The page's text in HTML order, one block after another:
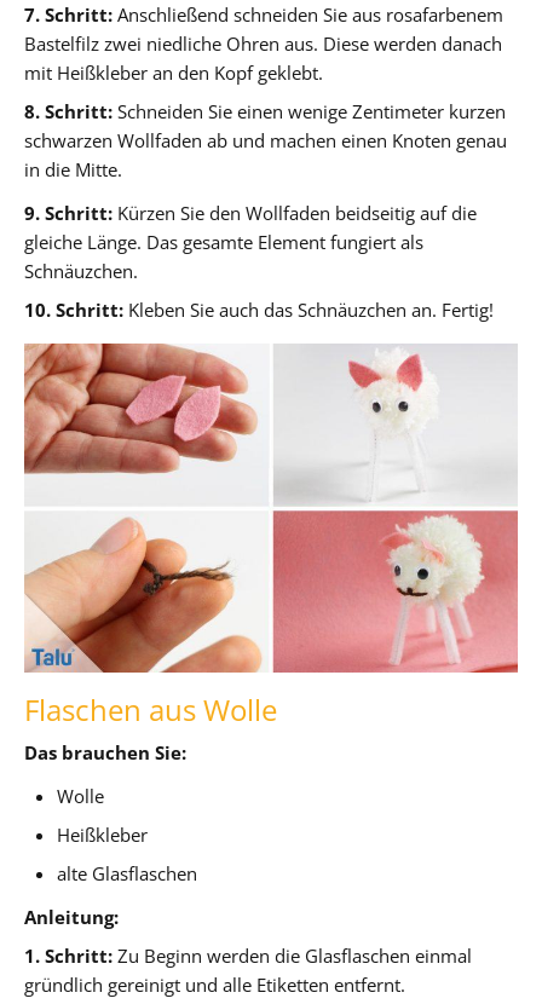
7. Schritt: Anschließend schneiden Sie aus rosafarbenem
Bastelfilz zwei niedliche Ohren aus. Diese werden danach
mit Heißkleber an den Kopf geklebt.
8. Schritt: Schneiden Sie einen wenige Zentimeter kurzen
schwarzen Wollfaden ab und machen einen Knoten genau
in die Mitte.
9. Schritt: Kürzen Sie den Wollfaden beidseitig auf die
gleiche Länge. Das gesamte Element fungiert als
Schnäuzchen.
10. Schritt: Kleben Sie auch das Schnäuzchen an. Fertig!
Flaschen aus Wolle
Das brauchen Sie:
Wolle
Heißkleber
alte Glasflaschen
Anleitung:
1. Schritt: Zu Beginn werden die Glasflaschen einmal
gründlich gereinigt und alle Etiketten entfernt.